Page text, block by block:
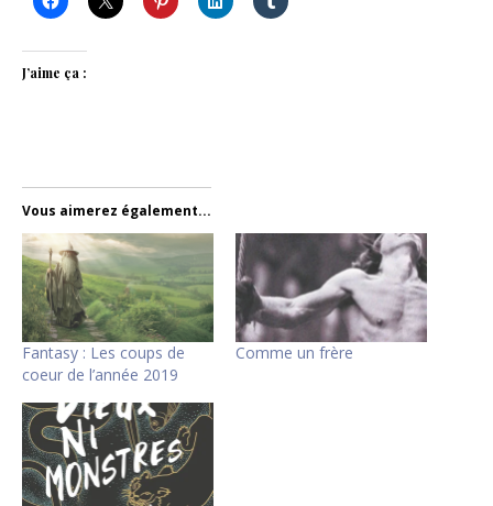
J’aime ça :
Vous aimerez également...
Fantasy : Les coups de
coeur de l’année 2019
Comme un frère